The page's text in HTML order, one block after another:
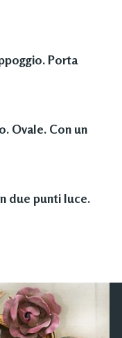
Porta
Ovale. Con un
due punti luce.